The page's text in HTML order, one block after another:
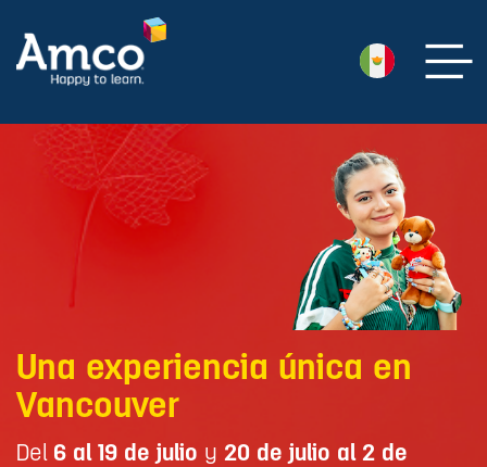
Una experiencia única en
Vancouver
Del 6 al 19 de julio y 20 de julio al 2 de